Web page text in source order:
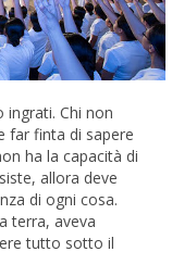
Chi non
far finta di sapere
ha la capacità di
allora deve
di ogni cosa.
terra, aveva
tutto sotto il